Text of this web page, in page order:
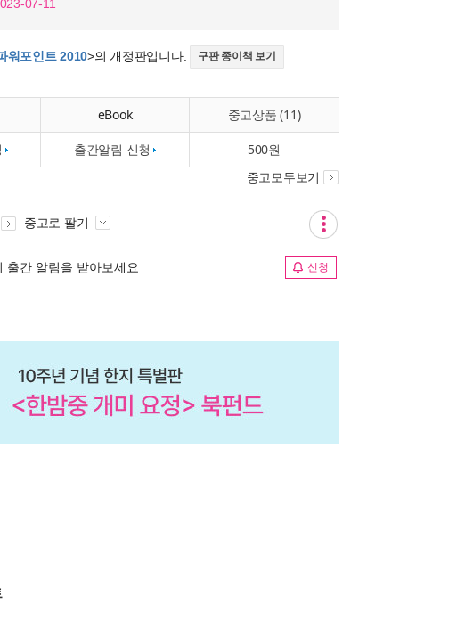
07-11
워포인트 2010>의 개정판입니다. 구판 종이책 보기
eBook 중고상품 (11)
출간알림 신청 500원
중고모두보기
중고로 팔기
출간 알림을 받아보세요 신청